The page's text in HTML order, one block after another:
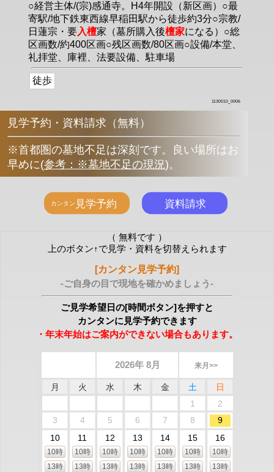
○経営主体/(宗)感通寺。H4年開設（新区画）○最
寄駅/地下鉄東西線早稲田駅から徒歩約3分○宗教/
日蓮宗・要入檀家（墓所購入後檀家になる）○総
区画数/約400区画○残区画数/80区画○設備/本堂、
礼拝堂、庫裡、法要設備、駐車場
徒歩
1130010_0006
見学予約・資料請求（無料）
※首都圏の墓地不足は深刻です。良い場所はお
早めに(参考：※墓地不足の現況)。
（ 無料です ）
上のボタン↑で見学・資料を切替えられます
[カンタン見学予約]
-ご自身の目で現地を確かめましょう-
ご見学希望日の[時間ボタン]を押すと
カンタンに見学予約できます
・年末年始はご案内ができない場合もあります。
2026年 8月 来月>>
月 火 水 木 金 土
日
1
2
3
4 5 6 7 8
9
10
10時
13時
11
10時
13時
12
10時
13時
13
10時
13時
14
10時
13時
15
10時
13時
16
10時
13時